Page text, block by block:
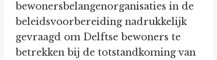
bewonersbelangenorganisaties in de
beleidsvoorbereiding nadrukkelijk
gevraagd om Delftse bewoners te
betrekken bij de totstandkoming van